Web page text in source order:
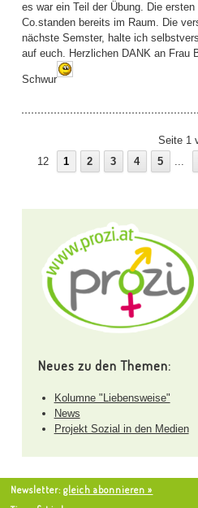
es war ein Teil der Übung. Die
Co.standen bereits im Raum. Die
nächste Semster, halte ich
auf euch. Herzlichen DANK an Frau
Schwur
Seite 1
12
1 2 3 4 5 ...
Neues zu den Themen:
Kolumne "Liebensweise"
News
Projekt Sozial in den Medien
Newsletter:gleich abonnieren »